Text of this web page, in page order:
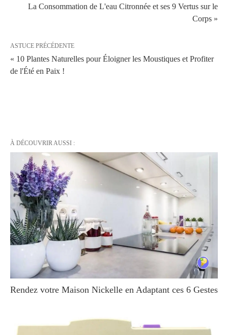
La Consommation de L'eau Citronnée et ses 9 Vertus sur le
Corps »
ASTUCE PRÉCÉDENTE
« 10 Plantes Naturelles pour Éloigner les Moustiques et Profiter
de l'Été en Paix !
À DÉCOUVRIR AUSSI :
Rendez votre Maison Nickelle en Adaptant ces 6 Gestes